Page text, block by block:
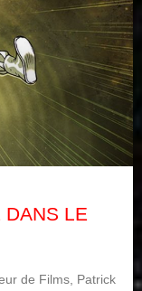
DANS LE
de Films, Patrick